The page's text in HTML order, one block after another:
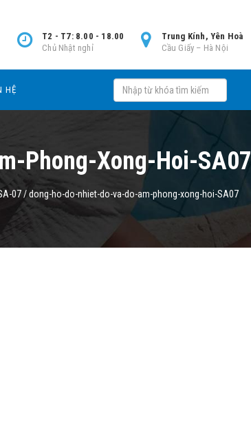
Trung Kính, Yên Hoà
Cầu Giấy – Hà Nội
T2 - T7: 8.00 - 18.00
Chủ Nhật nghỉ
HỆ
Phong-Xong-Hoi-SA07
07/dong-ho-do-nhiet-do-va-do-am-phong-xong-hoi-SA07